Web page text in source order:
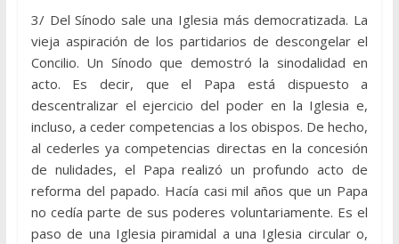
3/ Del Sínodo sale una Iglesia más democratizada. La
vieja aspiración de los partidarios de descongelar el
Concilio. Un Sínodo que demostró la sinodalidad en
acto. Es decir, que el Papa está dispuesto a
descentralizar el ejercicio del poder en la Iglesia e,
incluso, a ceder competencias a los obispos. De hecho,
al cederles ya competencias directas en la concesión
de nulidades, el Papa realizó un profundo acto de
reforma del papado. Hacía casi mil años que un Papa
no cedía parte de sus poderes voluntariamente. Es el
paso de una Iglesia piramidal a una Iglesia circular o,